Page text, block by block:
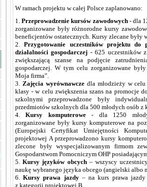
W ramach projektu w całej Polsce zaplanowano:
1.Przeprowadzenie kursów zawodowych- dla
zorganizowane były różnorodne kursy
beneficjentów ostatecznych. Kursy zlecane
2.Przygotowanie uczestników projektu do
działalności gospodarczej - 625 uczestników
zwiększającą szanse na podjęcie
gospodarczej. W tym celu zorganizowane
Moja firma”.
3. Zajęcia wyrównawczedla młodzieży w celu
klasy - w celu zwiększenia szans na promocje
szkolnymi przeprowadzone były
przedmiotów szkolnych dla 500 młodych osób
4.Kursy komputerowe- dla 1250
zorganizowane były kursy komputerowe na
(Europejski Certyfikat Umiejętności
projektowej A przeprowadzono kursy
zlecone były wyspecjalizowanym firmom
Gospodarstwom Pomocniczym OHP
5.Kursy języków obcych– wszyscy
naukę wybranego języka obcego (angielski albo
6.Kursy prawa jazdy– na kurs prawa jazdy
z kategorii projektowej B.